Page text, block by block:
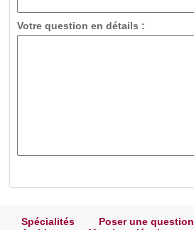
Votre question en détails :
Spécialités Poser une question